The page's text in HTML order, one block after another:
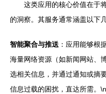
这类应用的核心价值在于
的洞察。其服务通常涵盖以下
智能聚合与推送 ：应用能够根
海量网络资源（如新闻网站、
选相关信息，并通过通知或摘
信息过载的困扰，直达所需。\n